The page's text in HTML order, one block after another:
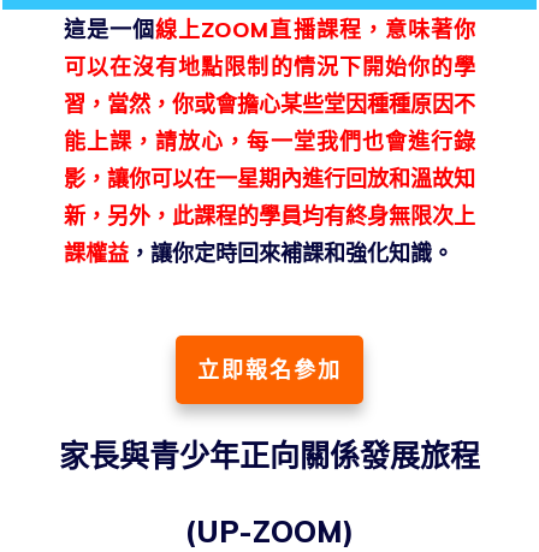
這是一個線上ZOOM直播課程，意味著你
可以在沒有地點限制的情況下開始你的學
習，當然，你或會擔心某些堂因種種原因不
能上課，請放心，每一堂我們也會進行錄
影，讓你可以在一星期內進行回放和溫故知
新，另外，此課程的學員均有終身無限次上
課權益 ，讓你定時回來補課和強化知識。
立即報名參加
家長與青少年正向關係發展旅程
(UP-ZOOM)